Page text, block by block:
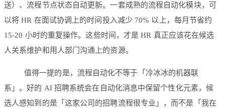
送）、流程节点状态自动更新。一套成熟的流程自动化模块，可
以将 HR 在面试协调上的时间投入减少 70% 以上，每月节省约
15-20 小时的重复操作。这些时间，才是 HR 真正应该花在候选
人关系维护和用人部门沟通上的资源。
值得一提的是，流程自动化不等于「冷冰冰的机器联
系」。好的 AI 招聘系统会在自动化消息中保留个性化元素，候
选人感知到的是「这家公司的招聘流程很专业」，而不是「我在